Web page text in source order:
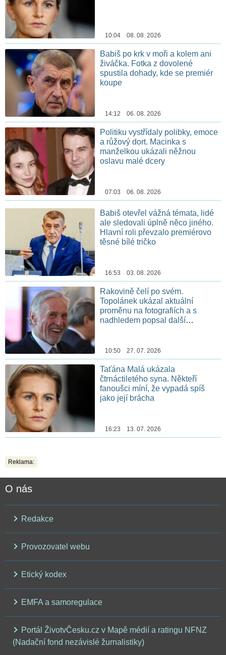
10:04 08. 08. 2026
Babiš po krk v moři a kolem ani
živáčka. Fotka z dovolené
spustila dohady, kde se premiér
koupe
14:12 06. 08. 2026
Politiku vystřídaly polibky, emoce
a růžový dort. Macinka s
manželkou ukázali něžnou
oslavu malé dcery
07:03 06. 08. 2026
Babiš otevřel vážná témata, lidé
ale sledovali úplně něco jiného.
Hlavní roli převzalo premiérovo
těsné bílé tričko
16:53 03. 08. 2026
Rakovině čelí po svém.
Topolánek ukázal aktuální
proměnu na fotografiích a s
nadhledem popsal další
10:50 27. 07. 2026
Taťána Malá ukázala
čtrnáctiletého syna. Někteří
fanoušci míní, že vypadá spíš
jako její brácha
16:23 13. 07. 2026
Reklama:
O nás
Redakce
Provozovatel webu
Etický kodex
EMFA a samoregulace
Portál ŽivotvČesku.cz v Mapě médií a ratingu NFNZ
(Nadační fond nezávislé žurnalistiky)